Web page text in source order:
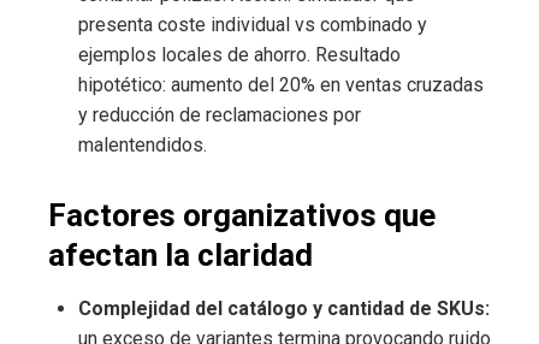
presenta coste individual vs combinado y
ejemplos locales de ahorro. Resultado
hipotético: aumento del 20% en ventas cruzadas
y reducción de reclamaciones por
malentendidos.
Factores organizativos que
afectan la claridad
Complejidad del catálogo y cantidad de SKUs:
un exceso de variantes termina provocando ruido